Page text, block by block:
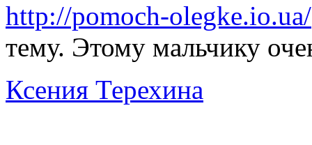
http://pomoch-olegke.io.ua/
тему. Этому мальчику
Ксения Терехина